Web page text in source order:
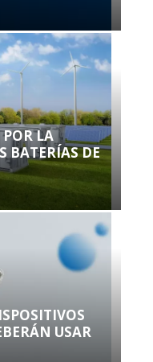
POR LA
BATERÍAS DE
USAR